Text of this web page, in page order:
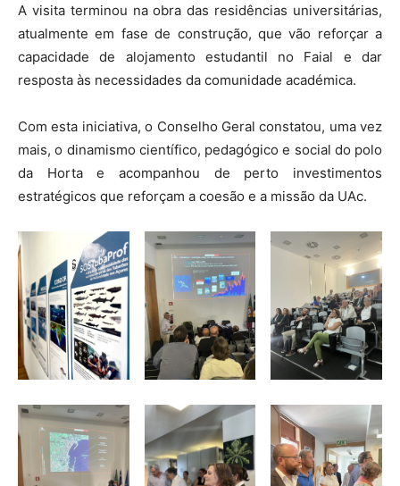
A visita terminou na obra das residências universitárias,
atualmente em fase de construção, que vão reforçar a
capacidade de alojamento estudantil no Faial e dar
resposta às necessidades da comunidade académica.
Com esta iniciativa, o Conselho Geral constatou, uma vez
mais, o dinamismo científico, pedagógico e social do polo
da Horta e acompanhou de perto investimentos
estratégicos que reforçam a coesão e a missão da UAc.